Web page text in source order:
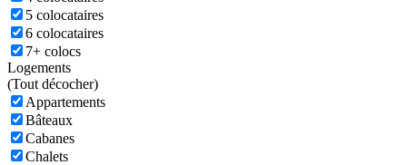
5 colocataires
6 colocataires
7+ colocs
Logements
(Tout décocher)
Appartements
Bâteaux
Cabanes
Chalets